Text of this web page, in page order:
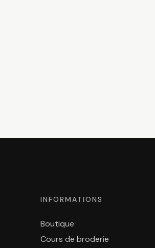
INFORMATIONS
Boutique
Cours de broderie